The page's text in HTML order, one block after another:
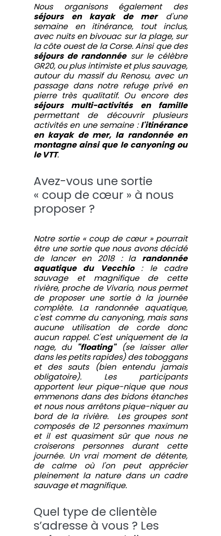
Nous organisons également des
séjours en kayak de merd'une
semaine en itinérance, tout inclus,
avec nuits en bivouac sur la plage, sur
la côte ouest de la Corse. Ainsi que des
séjours de randonnéesur le célèbre
GR20, ou plus intimiste et plus sauvage,
autour du massif du Renosu, avec un
passage dans notre refuge privé en
pierre très qualitatif. Ou encore des
séjours multi-activités en famille
permettant de découvrir plusieurs
activités en une semaine :l'itinérance
en kayak de mer, la randonnée en
montagne ainsi que le canyoning ou
le VTT.
Avez-vous une sortie
« coup de cœur » à nous
proposer ?
Notre sortie « coup de cœur » pourrait
être une sortie que nous avons décidé
de lancer en 2018 : la randonnée
aquatique du Vecchio: le cadre
sauvage et magnifique de cette
rivière, proche de Vivario, nous permet
de proposer une sortie à la journée
complète. La randonnée aquatique,
c'est comme du canyoning, mais sans
aucune utilisation de corde donc
aucun rappel. C'est uniquement de la
nage, du "floating"(se laisser aller
dans les petits rapides) des toboggans
et des sauts (bien entendu jamais
obligatoire). Les participants
apportent leur pique-nique que nous
emmenons dans des bidons étanches
et nous nous arrêtons pique-niquer au
bord de la rivière. Les groupes sont
composés de 12 personnes maximum
et il est quasiment sûr que nous ne
croiserons personnes durant cette
journée. Un vrai moment de détente,
de calme où l'on peut apprécier
pleinement la nature dans un cadre
sauvage et magnifique.
Quel type de clientèle
s’adresse à vous ? Les